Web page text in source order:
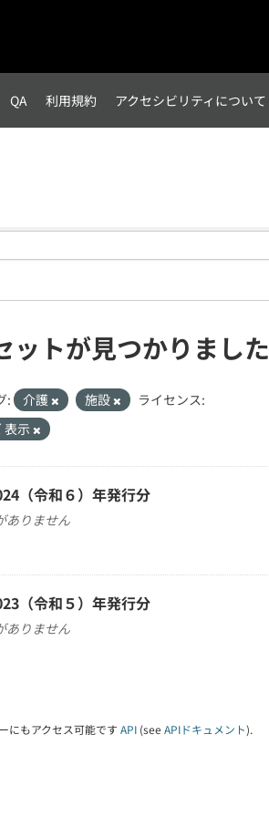
QA 利用規約 アクセシビリティについて
ットが見つかりました
: 介護 施設
ライセンス:
表示
（令和６）年発行分
ありません
（令和５）年発行分
ありません
にもアクセス可能です API (see APIドキュメント).